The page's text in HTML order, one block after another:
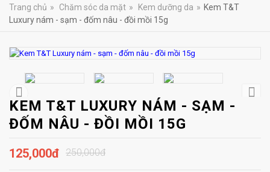
Trang chủ » Chăm sóc da mặt » Kem dưỡng da » Kem T&T
Luxury nám - sạm - đốm nâu - đồi mồi 15g
KEM T&T LUXURY NÁM - SẠM -
ĐỐM NÂU - ĐỒI MỒI 15G
125,000đ 250,000đ